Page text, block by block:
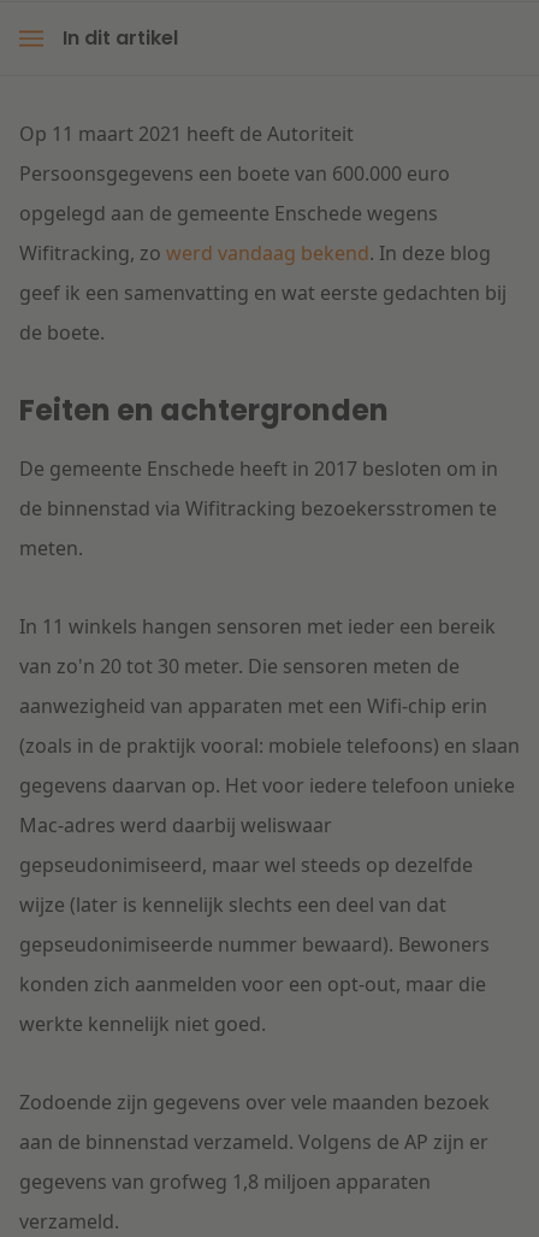
Litigation
In dit artikel
Op 11 maart 2021 heeft de Autoriteit
Persoonsgegevens een boete van 600.000 euro
opgelegd aan de gemeente Enschede wegens
Wifitracking, zo werd vandaag bekend. In deze blog
geef ik een samenvatting en wat eerste gedachten bij
de boete.
Feiten en achtergronden
De gemeente Enschede heeft in 2017 besloten om in
de binnenstad via Wifitracking bezoekersstromen te
meten.
In 11 winkels hangen sensoren met ieder een bereik
van zo'n 20 tot 30 meter. Die sensoren meten de
aanwezigheid van apparaten met een Wifi-chip erin
(zoals in de praktijk vooral: mobiele telefoons) en slaan
gegevens daarvan op. Het voor iedere telefoon unieke
Mac-adres werd daarbij weliswaar
gepseudonimiseerd, maar wel steeds op dezelfde
wijze (later is kennelijk slechts een deel van dat
gepseudonimiseerde nummer bewaard). Bewoners
konden zich aanmelden voor een opt-out, maar die
werkte kennelijk niet goed.
Zodoende zijn gegevens over vele maanden bezoek
aan de binnenstad verzameld. Volgens de AP zijn er
gegevens van grofweg 1,8 miljoen apparaten
verzameld.